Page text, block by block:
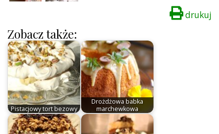
drukuj
Zobacz także:
Pistacjowy tort bezowy
Drożdżowa babka
marchewkowa